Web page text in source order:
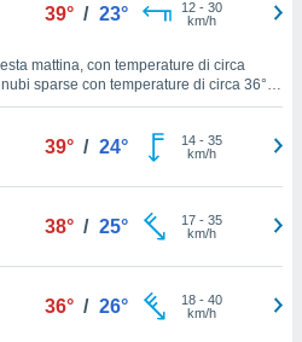
39° / 23° 12- 30
km/h
mattina, con temperature di circa
sparse con temperature di circa 36°C.
vicine ai28°C. Venti dal Est
media di
39° / 24° 14- 35
km/h
38° / 25° 17- 35
km/h
36° / 26° 18- 40
km/h